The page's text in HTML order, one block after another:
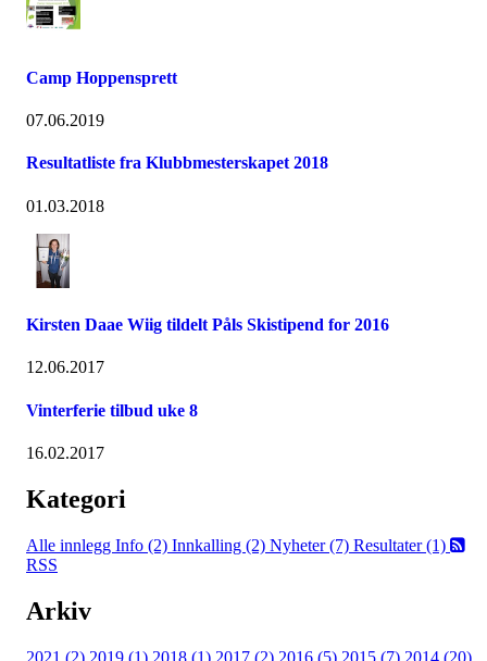
Camp Hoppensprett
07.06.2019
Resultatliste fra Klubbmesterskapet 2018
01.03.2018
Kirsten Daae Wiig tildelt Påls Skistipend for 2016
12.06.2017
Vinterferie tilbud uke 8
16.02.2017
Kategori
Alle innlegg Info (2) Innkalling (2) Nyheter (7) Resultater (1)
RSS
Arkiv
2021 (2) 2019 (1) 2018 (1) 2017 (2) 2016 (5) 2015 (7) 2014 (20)